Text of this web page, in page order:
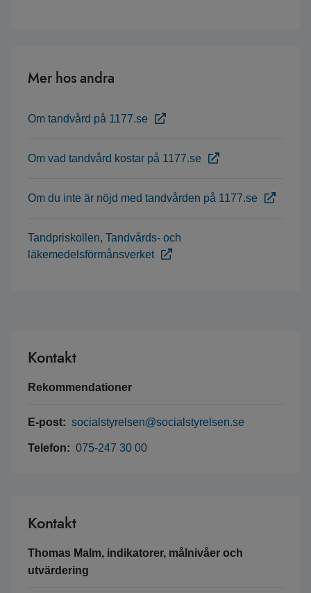
Mer hos andra
Om tandvård på 1177.se
Om vad tandvård kostar på 1177.se
Om du inte är nöjd med tandvården på 1177.se
Tandpriskollen, Tandvårds- och
läkemedelsförmånsverket
Kontakt
Rekommendationer
E-post: socialstyrelsen@socialstyrelsen.se
Telefon: 075-247 30 00
Kontakt
Thomas Malm, indikatorer, målnivåer och
utvärdering